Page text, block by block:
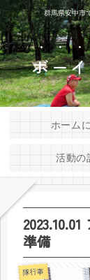
群馬県安中市
ボー
ホーム
活動の
準備
隊行事